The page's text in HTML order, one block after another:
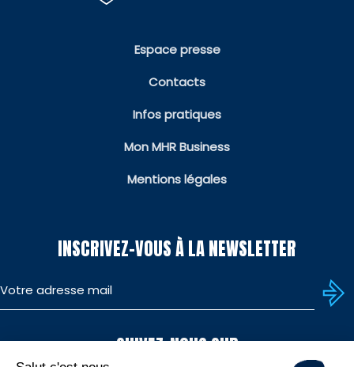
Espace presse
Contacts
Infos pratiques
Mon MHR Business
Mentions légales
INSCRIVEZ-VOUS À LA NEWSLETTER
SUIVEZ-NOUS SUR